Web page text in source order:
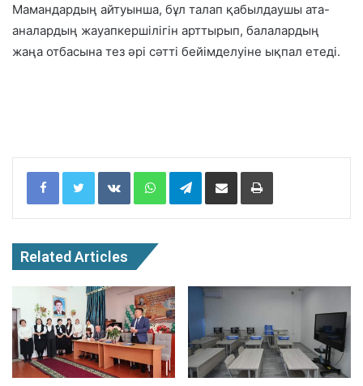
Мамандардың айтуынша, бұл талап қабылдаушы ата-
аналардың жауапкершілігін арттырып, балалардың
жаңа отбасына тез әрі сәтті бейімделуіне ықпал етеді.
Facebook Twitter VKontakte WhatsApp Telegram
Related Articles